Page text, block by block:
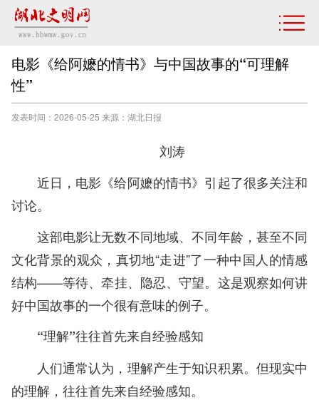
电影《给阿嬷的情书》与中国故事的“可理解
性”
发表时间：2026-05-25 来源：​湖北日报
刘涛
近日，电影《给阿嬷的情书》引起了很多关注和
讨论。
这部电影让无数不同地域、不同年龄，甚至不同
文化背景的观众，真切地“走进”了一种中国人的情感
结构——等待、牵挂、隐忍、守望。这是观察如何讲
好中国故事的一个很有意味的例子。
“理解”往往首先来自经验感知
人们通常认为，理解产生于知识积累。但现实中
的理解，往往首先来自经验感知。